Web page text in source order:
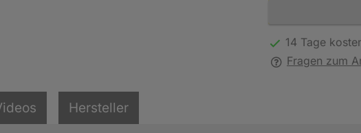
14 Tage
Fragen zum
Hersteller